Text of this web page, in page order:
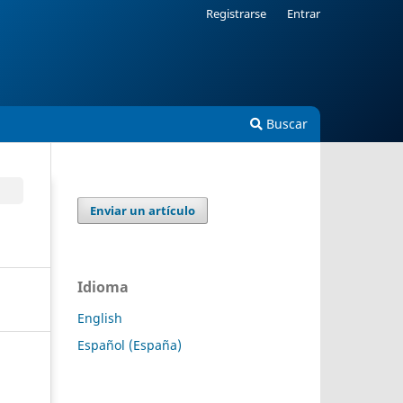
Buscar
Registrarse Entrar
Enviar un artículo
Idioma
English
Español (España)